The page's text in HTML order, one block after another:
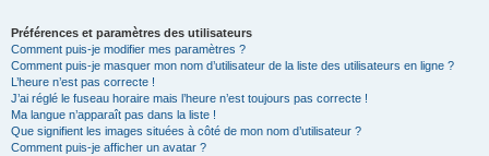
Préférences et paramètres des utilisateurs
Comment puis-je modifier mes paramètres ?
Comment puis-je masquer mon nom d’utilisateur de la liste des utilisateurs en ligne ?
L’heure n’est pas correcte !
J’ai réglé le fuseau horaire mais l’heure n’est toujours pas correcte !
Ma langue n’apparaît pas dans la liste !
Que signifient les images situées à côté de mon nom d’utilisateur ?
Comment puis-je afficher un avatar ?